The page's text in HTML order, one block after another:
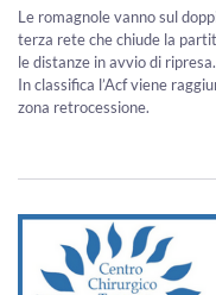
Le romagnole vanno sul
terza rete che chiude la
le distanze in avvio di ripresa.
In classifica l’Acf viene
zona retrocessione.